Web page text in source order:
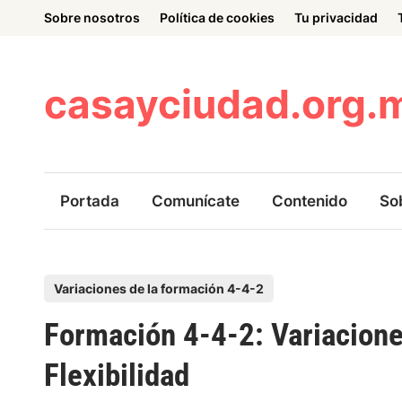
Sobre nosotros Política de cookies Tu privacidad
Portada Comunícate Contenido
s
t
e
Variaciones de la formación 4-4-2
Formación 4-4-2:
Flexibilidad